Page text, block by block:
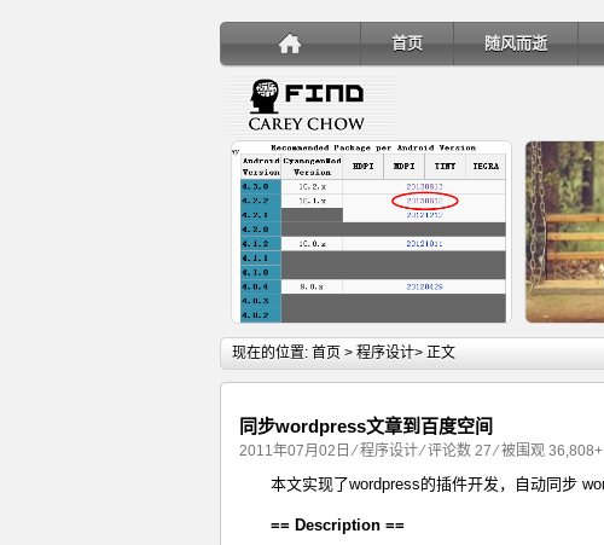
首页 随风而逝
详细内容
手机安装账户同步服务
现在的位置: 首页 > 程序设计> 正文
同步wordpress文章到百度空间
2011年07月02日 ⁄程序设计 ⁄评论数 27⁄ 被围观 36,808+
本文实现了wordpress的插件开发，自动同步
== Description ==